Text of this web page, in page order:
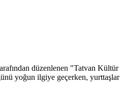
düzenlenen "Tatvan Kültür
yoğun ilgiye geçerken, yurttaşlar